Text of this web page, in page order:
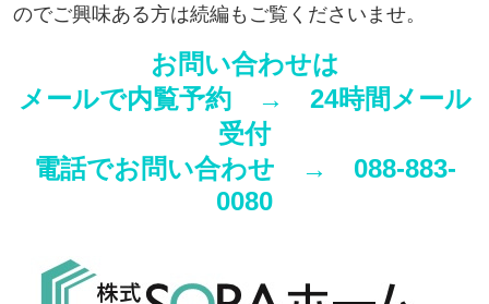
のでご興味ある方は続編もご覧くださいませ。
お問い合わせは
メールで内覧予約 → 24時間メール
受付
電話でお問い合わせ → 088-883-
0080